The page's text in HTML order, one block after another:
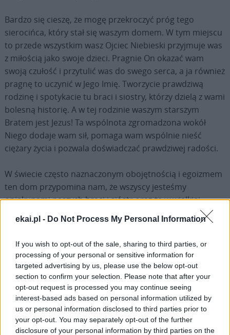
ekai.pl - Do Not Process My Personal Information
If you wish to opt-out of the sale, sharing to third parties, or
processing of your personal or sensitive information for
targeted advertising by us, please use the below opt-out
section to confirm your selection. Please note that after your
opt-out request is processed you may continue seeing
interest-based ads based on personal information utilized by
us or personal information disclosed to third parties prior to
your opt-out. You may separately opt-out of the further
disclosure of your personal information by third parties on the
Bardzo się cieszę, że mogę przekroczyć próg tego
sierocińca, który stał się waszym domem. W tym miejscu
to przede wszystkim wasz Ojciec Niebieski przyjmuje was
z miłością jako swoje dzieci. Pragnie On okazać wam
swoją czułość i przytulić was do swego serca, a ja również
pragnę to uczynić w Jego Imię. Tworzycie prawdziwą
rodzinę i spotykacie tu braci i siostry, którzy dzielą z wami
bolesną historię. A w tej rodzinie waszym starszym
Bratem jest Jezus! Ta wspólnota zgromadzona wokół
Niego dodaje wam sił, pomaga wam wspólnie nieść
ciężary życia i pozwala doświadczać prawdziwej radości.
W świecie często naznaczonym obojętnością i egoizmem
ten dom przypomina nam, że wszyscy jesteśmy
opiekunami naszych braci i sióstr oraz że w wielkiej
zapomnianym, choćby był najmniejszy.
Drogie dzieci, wiem, że wielu z was przeszło przez trudne
doświadczenia. Niektórzy zaznali cierpienia nieobecności
poprzez utratę rodziców lub osób bliskich. Inni
doświadczyli lęku, odrzucenia, opuszczenia, niedostatku i
niepewności. Jesteście powołani do przyszłości
wspanialszej niż wasze rany. Jesteście tymi, którzy niosą
obietnicę. Bo tam, gdzie może panować nędza, cierpienie